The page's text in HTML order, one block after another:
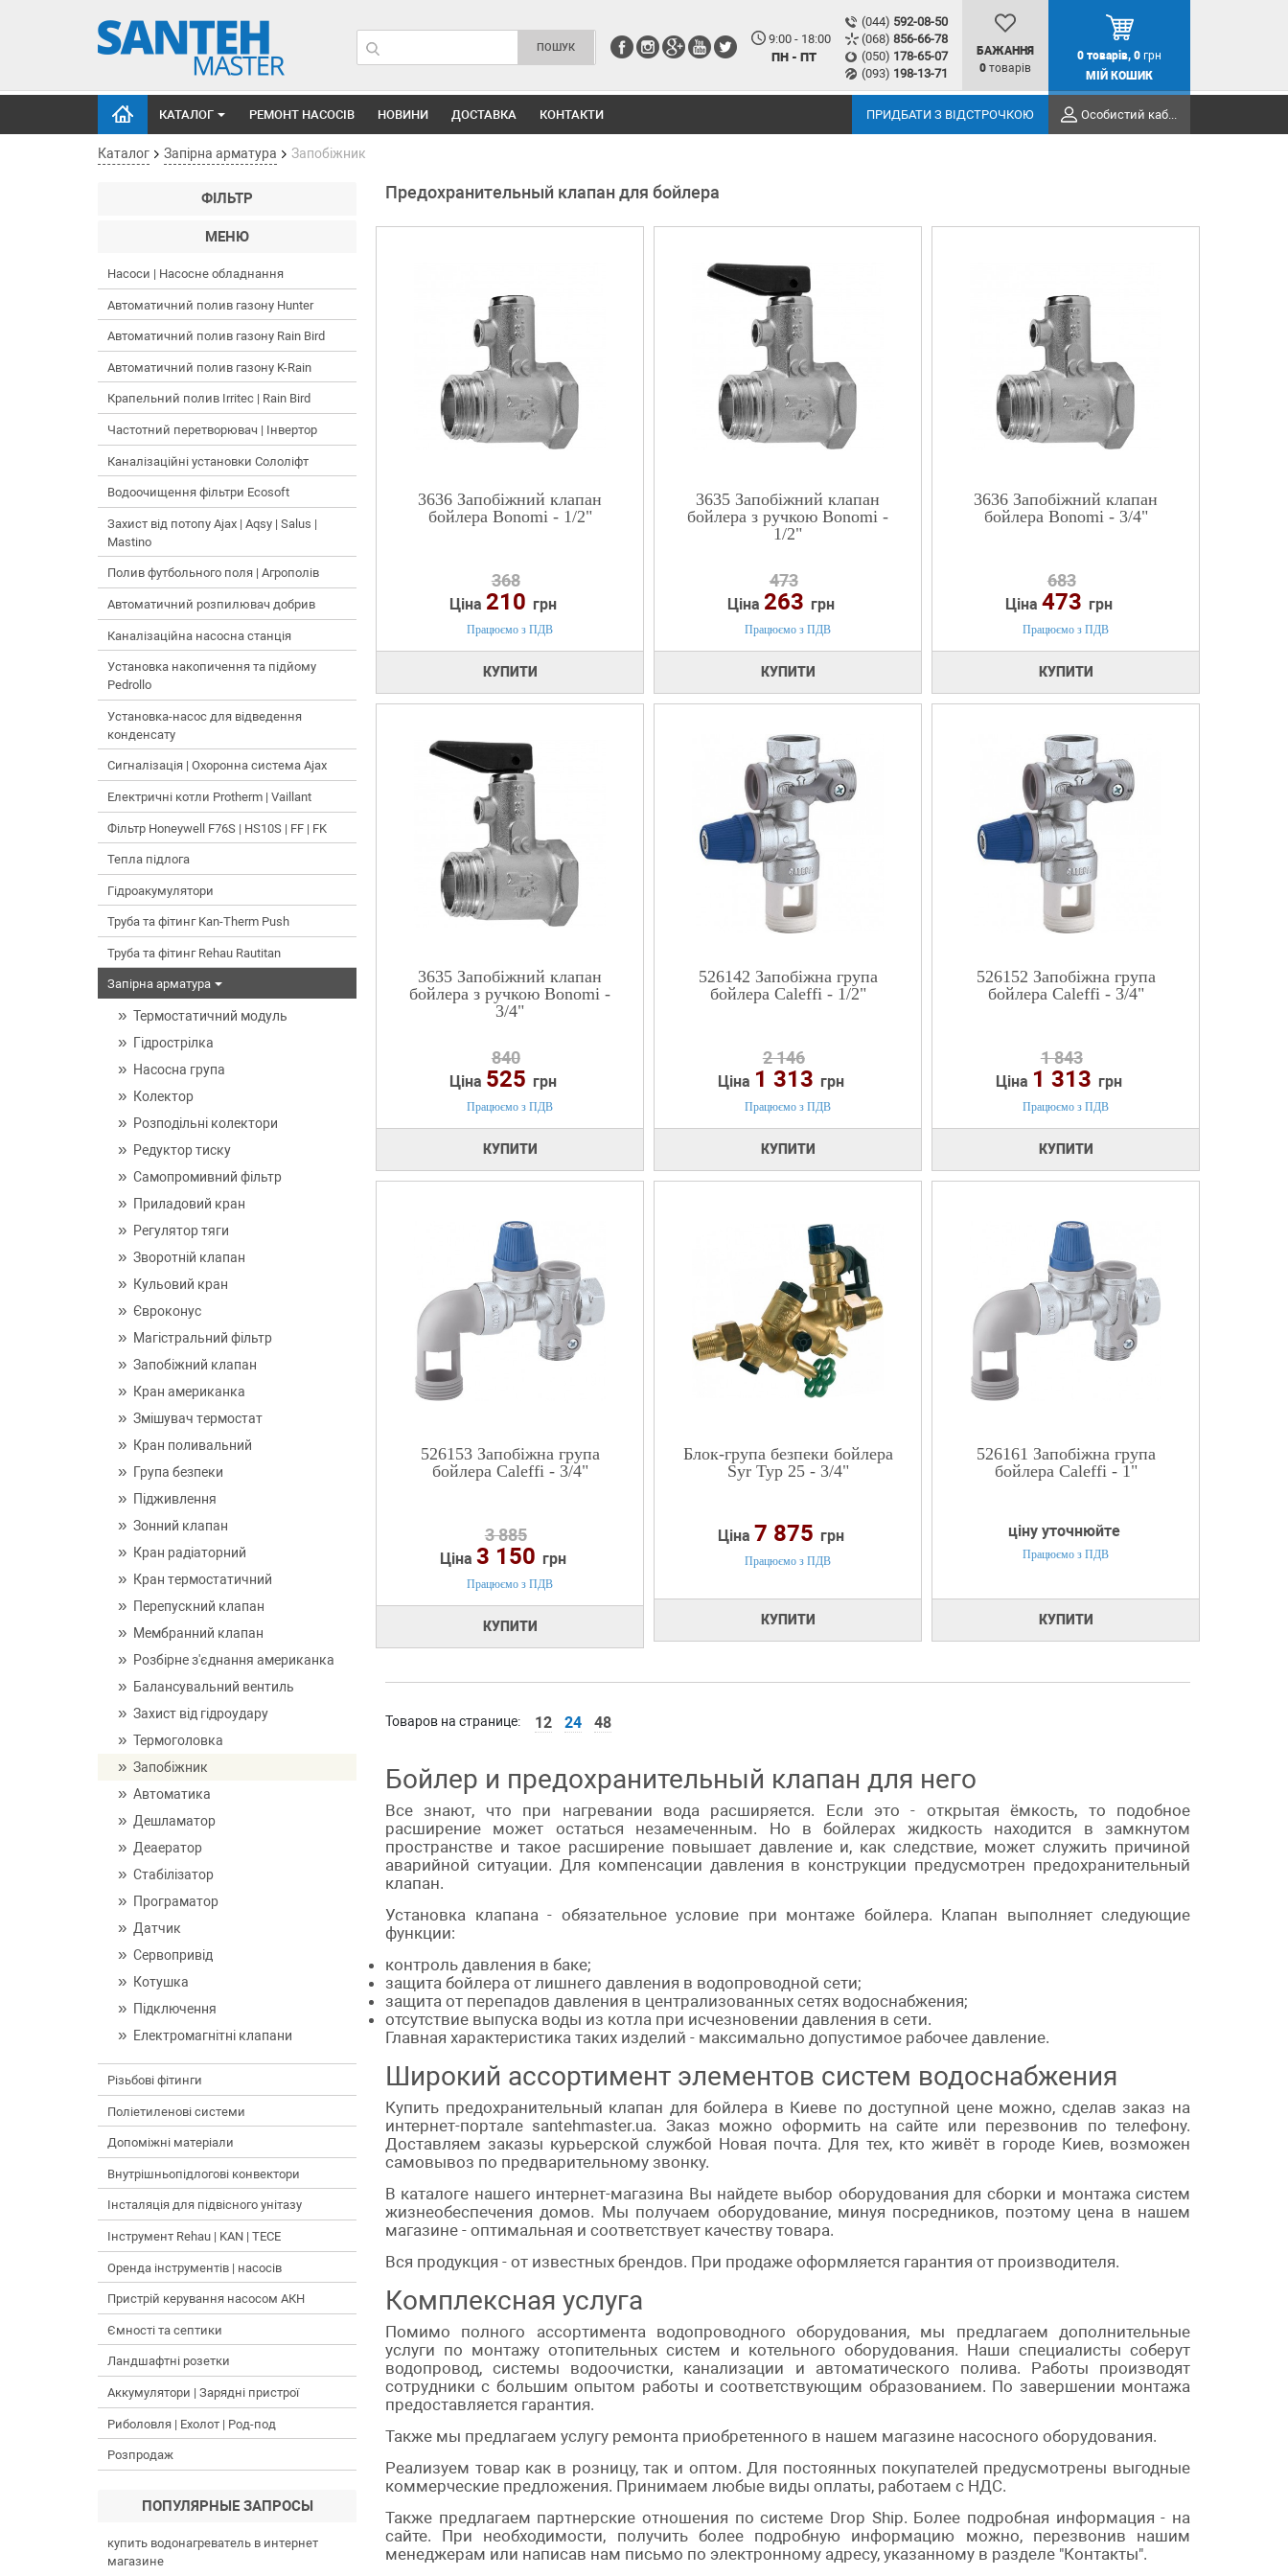
9:00 - 18:00
ПН - ПТ
(044) 592-08-50
(068) 856-66-78
(050) 178-65-07
(093) 198-13-71
БАЖАННЯ
0 товарів
0 товарів, 0 грн
МІЙ КОШИК
КАТАЛОГ РЕМОНТ НАСОСІВ НОВИНИ ДОСТАВКА КОНТАКТИ ПРИДБАТИ З ВІДСТРОЧКОЮ Особистий кабінет
Каталог Запірна арматура Запобіжник
ФІЛЬТР
МЕНЮ
Насоси | Насосне обладнання
Автоматичний полив газону Hunter
Автоматичний полив газону Rain Bird
Автоматичний полив газону K-Rain
Крапельний полив Irritec | Rain Bird
Частотний перетворювач | Інвертор
Каналізаційні установки Сололіфт
Водоочищення фільтри Ecosoft
Захист від потопу Ajax | Aqsy | Salus |
Mastino
Полив футбольного поля | Агрополів
Автоматичний розпилювач добрив
Каналізаційна насосна станція
Установка накопичення та підйому
Pedrollo
Установка-насос для відведення
конденсату
Сигналізація | Охоронна система Ajax
Електричні котли Protherm | Vaillant
Фільтр Honeywell F76S | HS10S | FF | FK
Тепла підлога
Гідроакумулятори
Труба та фітинг Kan-Therm Push
Труба та фітинг Rehau Rautitan
Запірна арматура
Термостатичний модуль
Гідрострілка
Насосна група
Колектор
Розподільні колектори
Редуктор тиску
Самопромивний фільтр
Приладовий кран
Регулятор тяги
Зворотній клапан
Кульовий кран
Євроконус
Магістральний фільтр
Запобіжний клапан
Кран американка
Змішувач термостат
Кран поливальний
Група безпеки
Підживлення
Зонний клапан
Кран радіаторний
Кран термостатичний
Перепускний клапан
Мембранний клапан
Розбірне з'єднання американка
Балансувальний вентиль
Захист від гідроудару
Термоголовка
Запобіжник
Автоматика
Дешламатор
Деаератор
Стабілізатор
Програматор
Датчик
Сервопривід
Котушка
Підключення
Електромагнітні клапани
Різьбові фітинги
Поліетиленові системи
Допоміжні матеріали
Внутрішньопідлогові конвектори
Інсталяція для підвісного унітазу
Інструмент Rehau | KAN | TECE
Оренда інструментів | насосів
Пристрій керування насосом АКН
Ємності та септики
Ландшафтні розетки
Аккумулятори | Зарядні пристрої
Риболовля | Ехолот | Род-под
Розпродаж
ПОПУЛЯРНЫЕ ЗАПРОСЫ
купить водонагреватель в интернет
магазине
Предохранительный клапан для бойлера
3636 Запобіжний клапан
бойлера Bonomi - 1/2"
Ціна
368
210 грн
Працюємо з ПДВ
КУПИТИ
3635 Запобіжний клапан
бойлера з ручкою Bonomi -
1/2"
Ціна
473
263 грн
Працюємо з ПДВ
КУПИТИ
3636 Запобіжний клапан
бойлера Bonomi - 3/4"
Ціна
683
473 грн
Працюємо з ПДВ
КУПИТИ
3635 Запобіжний клапан
бойлера з ручкою Bonomi -
3/4"
Ціна
840
525 грн
Працюємо з ПДВ
КУПИТИ
526142 Запобіжна група
бойлера Caleffi - 1/2"
Ціна
2 146
1 313 грн
Працюємо з ПДВ
КУПИТИ
526152 Запобіжна група
бойлера Caleffi - 3/4"
Ціна
1 843
1 313 грн
Працюємо з ПДВ
КУПИТИ
526153 Запобіжна група
бойлера Caleffi - 3/4"
Ціна
3 885
3 150 грн
Працюємо з ПДВ
КУПИТИ
Блок-група безпеки бойлера
Syr Typ 25 - 3/4"
Ціна 7 875 грн
Працюємо з ПДВ
КУПИТИ
526161 Запобіжна група
бойлера Caleffi - 1"
ціну уточнюйте
Працюємо з ПДВ
КУПИТИ
Товаров на странице: 12 24 48
Бойлер и предохранительный клапан для него
Все знают, что при нагревании вода расширяется. Если это - открытая ёмкость, то подобное
расширение может остаться незамеченным. Но в бойлерах жидкость находится в замкнутом
пространстве и такое расширение повышает давление и, как следствие, может служить причиной
аварийной ситуации. Для компенсации давления в конструкции предусмотрен предохранительный
клапан.
Установка клапана - обязательное условие при монтаже бойлера. Клапан выполняет следующие
функции:
контроль давления в баке;
защита бойлера от лишнего давления в водопроводной сети;
защита от перепадов давления в централизованных сетях водоснабжения;
отсутствие выпуска воды из котла при исчезновении давления в сети.
Главная характеристика таких изделий - максимально допустимое рабочее давление.
Широкий ассортимент элементов систем водоснабжения
Купить предохранительный клапан для бойлера в Киеве по доступной цене можно, сделав заказ на
интернет-портале santehmaster.ua. Заказ можно оформить на сайте или перезвонив по телефону.
Доставляем заказы курьерской службой Новая почта. Для тех, кто живёт в городе Киев, возможен
самовывоз по предварительному звонку.
В каталоге нашего интернет-магазина Вы найдете выбор оборудования для сборки и монтажа систем
жизнеобеспечения домов. Мы получаем оборудование, минуя посредников, поэтому цена в нашем
магазине - оптимальная и соответствует качеству товара.
Вся продукция - от известных брендов. При продаже оформляется гарантия от производителя.
Комплексная услуга
Помимо полного ассортимента водопроводного оборудования, мы предлагаем дополнительные
услуги по монтажу отопительных систем и котельного оборудования. Наши специалисты соберут
водопровод, системы водоочистки, канализации и автоматического полива. Работы производят
сотрудники с большим опытом работы и соответствующим образованием. По завершении монтажа
предоставляется гарантия.
Также мы предлагаем услугу ремонта приобретенного в нашем магазине насосного оборудования.
Реализуем товар как в розницу, так и оптом. Для постоянных покупателей предусмотрены выгодные
коммерческие предложения. Принимаем любые виды оплаты, работаем с НДС.
Также предлагаем партнерские отношения по системе Drop Ship. Более подробная информация - на
сайте. При необходимости, получить более подробную информацию можно, перезвонив нашим
менеджерам или написав нам письмо по электронному адресу, указанному в разделе "Контакты".